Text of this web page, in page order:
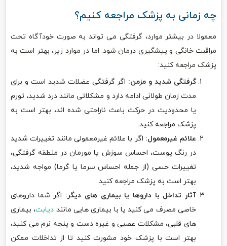
چه زمانی به پزشک مراجعه کنیم؟
معمولا در بیشتر موارد، گرفتگی می تواند به صورت خودآگاه تحت
مراقبت خانگی و پیشگیری درمان شود. اما در موارد زیر، بهتر است به
پزشک مراجعه کنید:
گرفتگی شدید و مزمن: اگر گرفتگی عضلات شدید است و برای
مدت زمان طولانی ادامه دارد و مشکلاتی مانند درد شدید، تورم
یا محدودیت در حرکت باعث ناراحتی شده اند، بهتر است به
پزشک مراجعه کنید.
علائم غیرمعمول: اگر با علائم غیرمعمولی مانند تغییرات شدید
در رنگ پوست، احساس سوزش یا مورمان در منطقه گرفتگی،
تغییرات حسی (از جمله احساس سرما یا گرما) مواجه شدید،
بهتر است به پزشک مراجعه کنید.
آثار تداخل با داروها یا بیماری های دیگر: اگر شما داروهای
خاصی مصرف می کنید یا با بیماری هایی مانند دیابت، بیماری
های قلبی، مشکلات عصبی و غیره دست و پنجه نرم می کنید،
بهتر است با پزشک خود مشورت کنید تا از تداخلات ممکن